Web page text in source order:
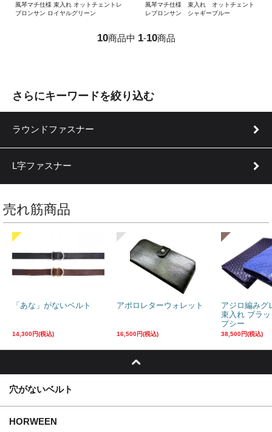
風琴マチ仕様 束入れ オットチェントレ
ブロンサン ロイヤルグリーン
風琴マチ仕様 束入れ オットチェント
レブロンサン シャギーブルー
10商品中 1-10商品
さらにキーワードを絞り込む
ラウンドファスナー
L字ファスナー
売れ筋商品
「あな」がないベルト
14,300円(税込)
アポロレターウォレット
16,500円(税込)
アジロ編みグ
束入れ ブラ
プシー
38,500円(税込)
穴がないベルト
HORWEEN